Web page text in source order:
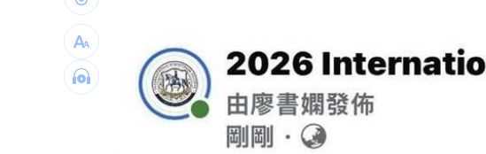
中國製路由器資安漏洞！逾20設備藏後門
IU社群發前男友 韓網替她抱不平：該避嫌
台灣彩券開獎直播中 20:31